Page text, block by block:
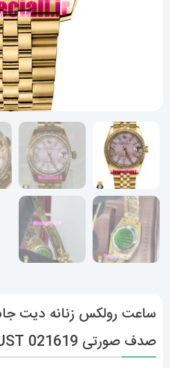
ساعت رولکس زنانه دیت
صدف صورتی 021619 ROLEX DATEJUST